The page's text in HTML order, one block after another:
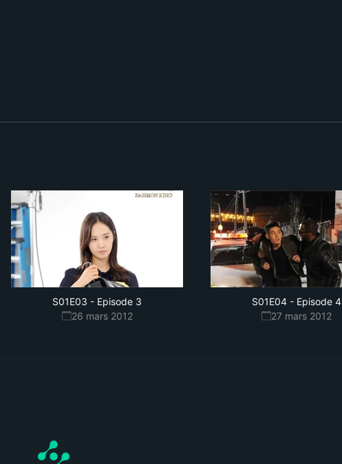
S01E03 - Episode 3
26 mars 2012
S01E04 - Episode 4
27 mars 2012